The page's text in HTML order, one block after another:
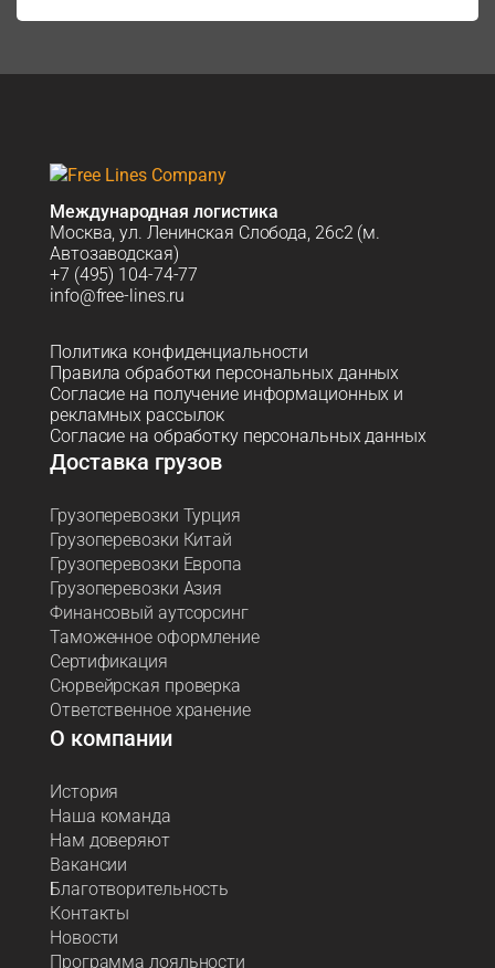
Международная логистика
Москва, ул. Ленинская Слобода, 26с2 (м.
Автозаводская)
+7 (495) 104-74-77
info@free-lines.ru
Политика конфиденциальности
Правила обработки персональных данных
Согласие на получение информационных и
рекламных рассылок
Согласие на обработку персональных данных
Доставка грузов
Грузоперевозки Турция
Грузоперевозки Китай
Грузоперевозки Европа
Грузоперевозки Азия
Финансовый аутсорсинг
Таможенное оформление
Сертификация
Сюрвейрская проверка
Ответственное хранение
О компании
История
Наша команда
Нам доверяют
Вакансии
Благотворительность
Контакты
Новости
Программа лояльности